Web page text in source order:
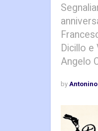
Dicillo e
Angelo
by